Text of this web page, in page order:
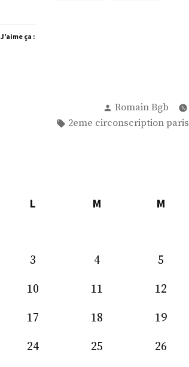
J’aime ça :
Publié
par
Romain Bgb
Étiquettes :
2eme circonscription paris
L
M M
3
4 5
10
11 12
17
18 19
24
25 26